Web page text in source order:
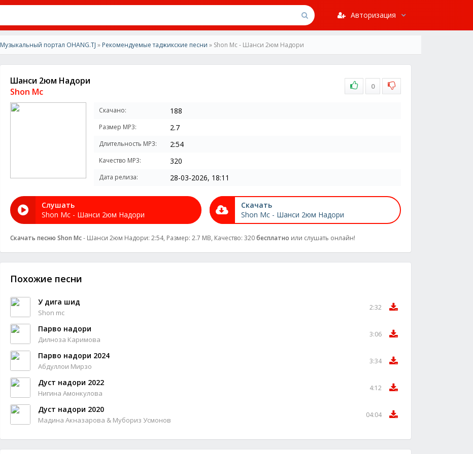
Авторизация
Музыкальный портал OHANG.TJ » Рекомендуемые таджикские песни » Shon Mc - Шанси 2юм Надори
Шанси 2юм Надори
Shon Mc
0
Скачано: 188
Размер MP3: 2.7
Длительность MP3: 2:54
Качество MP3: 320
Дата релиза: 28-03-2026, 18:11
Слушать
Shon Mc - Шанси 2юм Надори
Скачать
Shon Mc - Шанси 2юм Надори
Скачать песню Shon Mc- Шанси 2юм Надори: 2:54, Размер: 2.7 MB, Качество: 320бесплатно или слушать онлайн!
Похожие песни
У дига шид
Shon mc
2:32
Парво надори
Дилноза Каримова
3:06
Парво надори 2024
Абдуллои Мирзо
3:34
Дуст надори 2022
Нигина Амонкулова
4:12
Дуст надори 2020
Мадина Акназарова & Мубориз Усмонов
04:04